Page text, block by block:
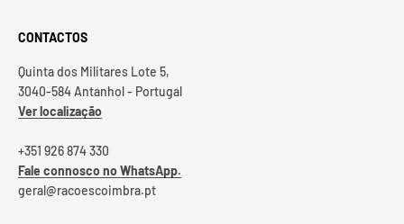
CONTACTOS
Quinta dos Militares Lote 5,
3040-584 Antanhol - Portugal
Ver localização
+351 926 874 330
Fale connosco no WhatsApp.
geral@racoescoimbra.pt